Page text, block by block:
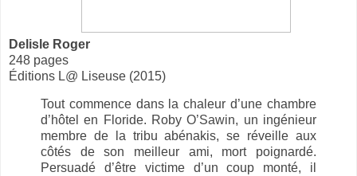
Delisle Roger
248 pages
Éditions L@ Liseuse (2015)
Tout commence dans la chaleur d’une chambre
d’hôtel en Floride. Roby O’Sawin, un ingénieur
membre de la tribu abénakis, se réveille aux
côtés de son meilleur ami, mort poignardé.
Persuadé d’être victime d’un coup monté, il